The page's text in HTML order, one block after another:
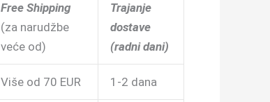
Free Shipping
(za narudžbe
veće od)
Trajanje
dostave
(radni dani)
Više od 70 EUR 1-2 dana